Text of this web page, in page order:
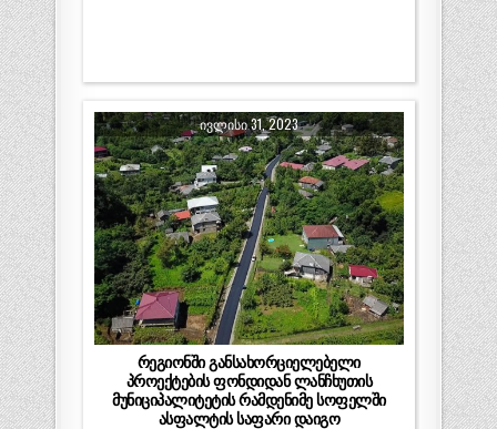
ᲘᲕᲚᲘᲡᲘ 31, 2023
რეგიონში განსახორციელებელი
პროექტების ფონდიდან ლანჩხუთის
მუნიციპალიტეტის რამდენიმე სოფელში
ასფალტის საფარი დაიგო